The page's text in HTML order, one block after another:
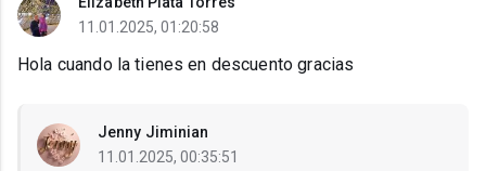
11.01.2025, 01:20:58
Hola cuando la tienes en descuento gracias
Jenny Jiminian
11.01.2025, 00:35:51